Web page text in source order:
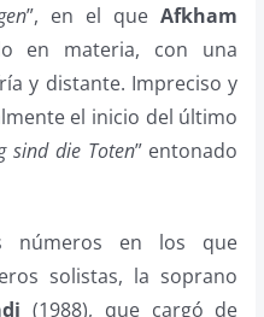
”, en el queAfkham
en materia, con una
y distante. Impreciso y
el inicio del último
sind die Toten” entonado
números en los que
solistas, la soprano
(1988), que cargó de